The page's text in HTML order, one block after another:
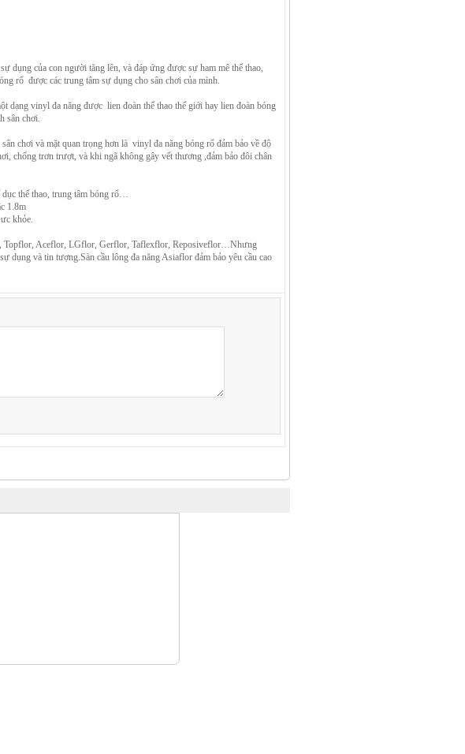
dụng của con người tăng lên, và đáp ứng được sự ham mê thể thao,
rổ được các trung tâm sự dụng cho sân chơi của mình.
dạng vinyl đa năng được lien đoàn thể thao thế giới hay lien đoàn bóng
sân chơi.
chơi và mặt quan trọng hơn là vinyl đa năng bóng rổ đảm bảo về độ
chống trơn trượt, và khi ngã không gây vết thương ,đảm bảo đôi chân
thể thao, trung tâm bóng rổ…
1.8m
khỏe.
Topflor, Aceflor, LGflor, Gerflor, Taflexflor, Reposiveflor…Nhưng
dụng và tin tượng.Sàn cầu lông đa năng Asiaflor đảm bảo yêu cầu cao